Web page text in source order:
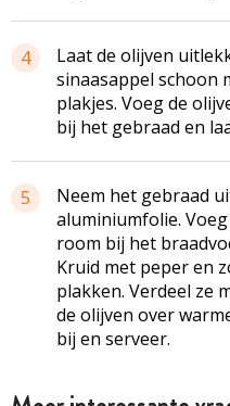
4
Laat de olijven
sinaasappel schoon
plakjes. Voeg de
bij het gebraad en
5
Neem het gebraad
aluminiumfolie.
room bij het
Kruid met peper en
plakken. Verdeel ze
de olijven over
bij en serveer.